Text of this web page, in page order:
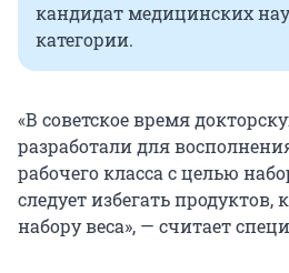
кандидат медицинских
категории.
«В советское время
разработали для
рабочего класса с целью
следует избегать
набору веса», — считает